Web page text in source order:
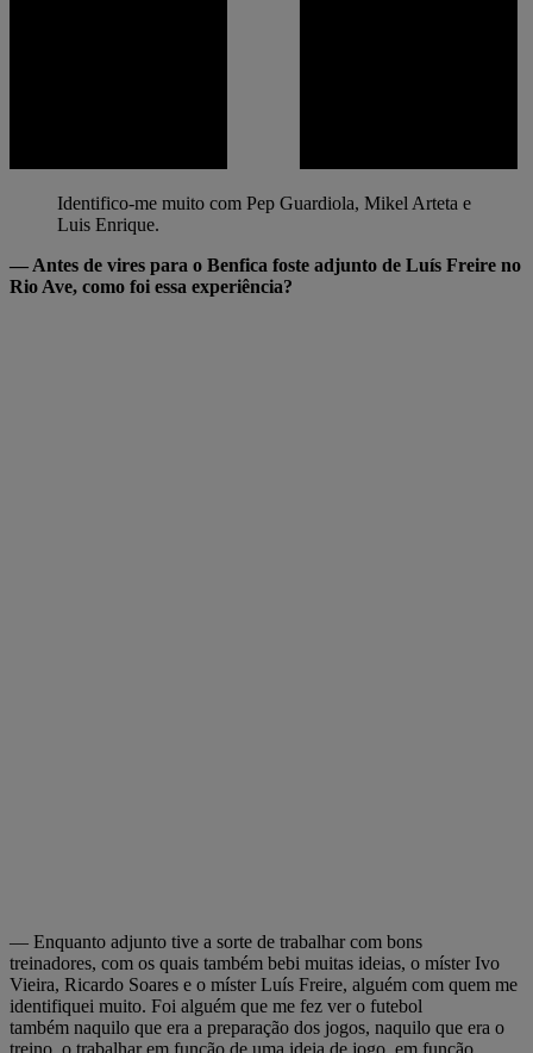
Identifico-me muito com Pep Guardiola, Mikel Arteta e
Luis Enrique.
— Antes de vires para o Benfica foste adjunto de Luís Freire no
Rio Ave, como foi essa experiência?
— Enquanto adjunto tive a sorte de trabalhar com bons
treinadores, com os quais também bebi muitas ideias, o míster Ivo
Vieira, Ricardo Soares e o míster Luís Freire, alguém com quem me
identifiquei muito. Foi alguém que me fez ver o futebol
também naquilo que era a preparação dos jogos, naquilo que era o
treino, o trabalhar em função de uma ideia de jogo, em função